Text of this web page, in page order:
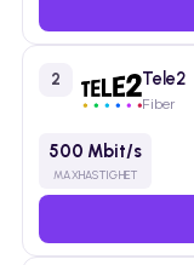
2 Tele2
Fiber
500 Mbit/s
MAXHASTIGHET